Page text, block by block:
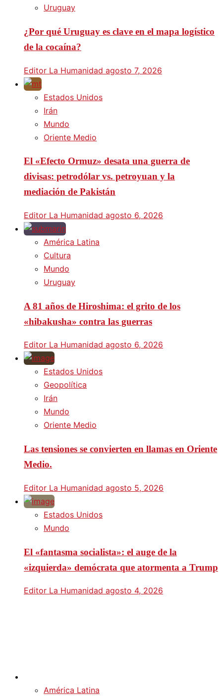
Uruguay
¿Por qué Uruguay es clave en el mapa logístico
de la cocaína?
Editor La Humanidad agosto 7, 2026
Estados Unidos
Irán
Mundo
Oriente Medio
El «Efecto Ormuz» desata una guerra de
divisas: petrodólar vs. petroyuan y la
mediación de Pakistán
Editor La Humanidad agosto 6, 2026
América Latina
Cultura
Mundo
Uruguay
A 81 años de Hiroshima: el grito de los
«hibakusha» contra las guerras
Editor La Humanidad agosto 6, 2026
Estados Unidos
Geopolítica
Irán
Mundo
Oriente Medio
Las tensiones se convierten en llamas en Oriente
Medio.
Editor La Humanidad agosto 5, 2026
Estados Unidos
Mundo
El «fantasma socialista»: el auge de la
«izquierda» demócrata que atormenta a Trump
Editor La Humanidad agosto 4, 2026
América Latina